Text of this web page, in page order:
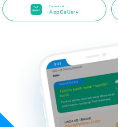
Tersedia di
AppGallery